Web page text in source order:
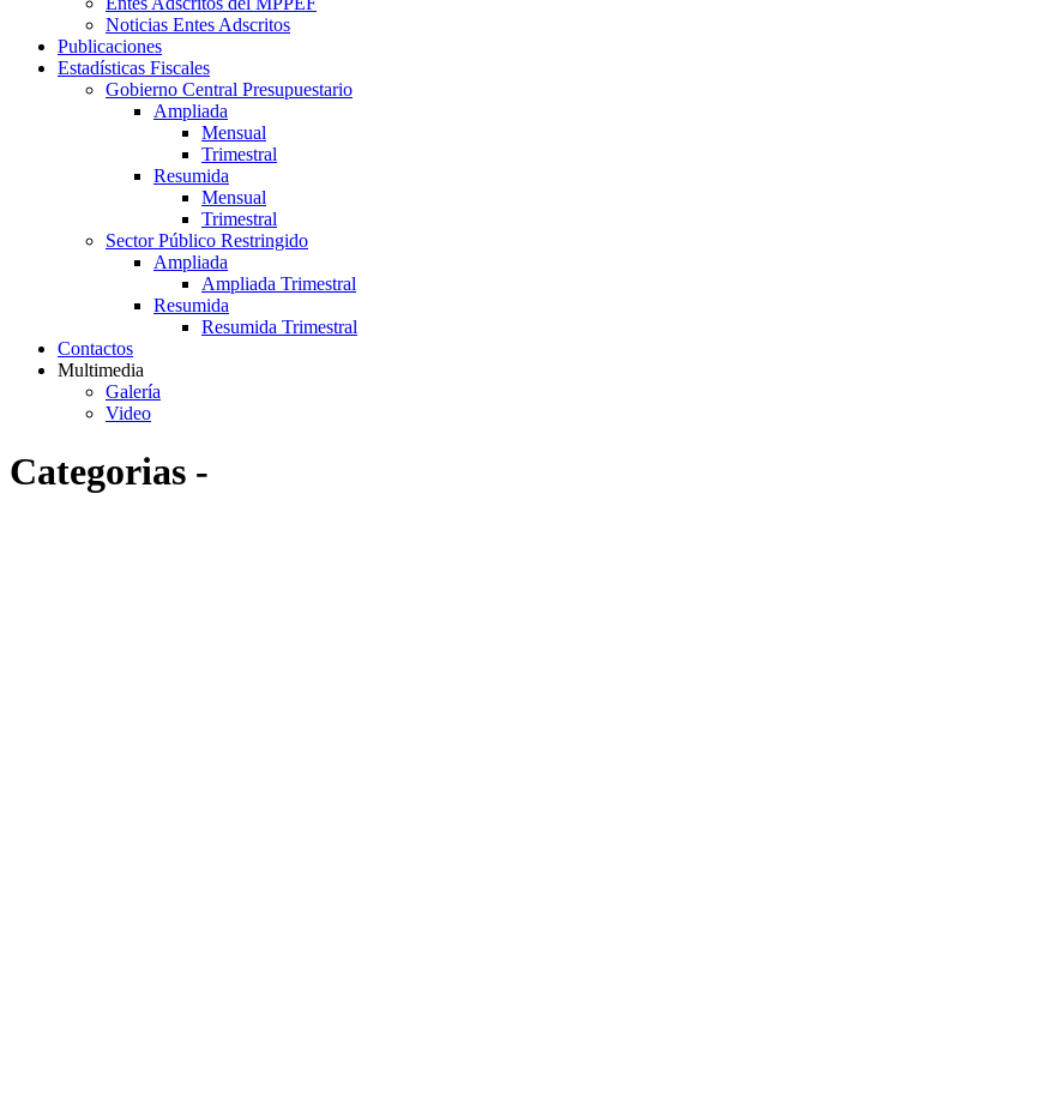
Noticias Entes Adscritos
Publicaciones
Estadísticas Fiscales
Gobierno Central Presupuestario
Ampliada
Mensual
Trimestral
Resumida
Mensual
Trimestral
Sector Público Restringido
Ampliada
Ampliada Trimestral
Resumida
Resumida Trimestral
Contactos
Multimedia
Galería
Video
Categorias -